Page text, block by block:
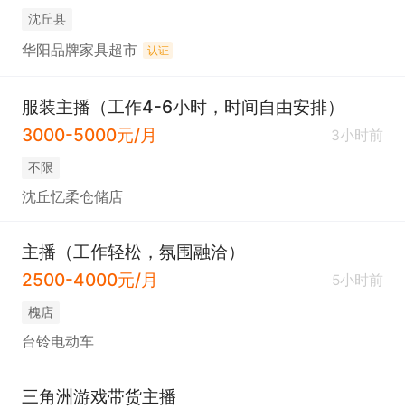
沈丘县
华阳品牌家具超市 认证
服装主播（工作4-6小时，时间自由安排）
3000-5000元/月
3小时前
不限
沈丘忆柔仓储店
主播（工作轻松，氛围融洽）
2500-4000元/月
5小时前
槐店
台铃电动车
三角洲游戏带货主播